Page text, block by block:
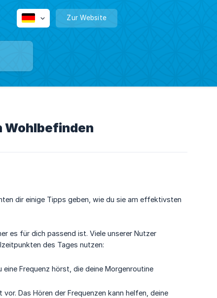
Zur Website
Wohlbefinden
dir einige Tipps geben, wie du sie am effektivsten
es für dich passend ist. Viele unserer Nutzer
des Tages nutzen:
Frequenz hörst, die deine Morgenroutine
Das Hören der Frequenzen kann helfen, deine